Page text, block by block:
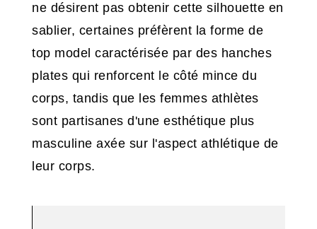
ne désirent pas obtenir cette silhouette en
sablier, certaines préfèrent la forme de
top model caractérisée par des hanches
plates qui renforcent le côté mince du
corps, tandis que les femmes athlètes
sont partisanes d'une esthétique plus
masculine axée sur l'aspect athlétique de
leur corps.